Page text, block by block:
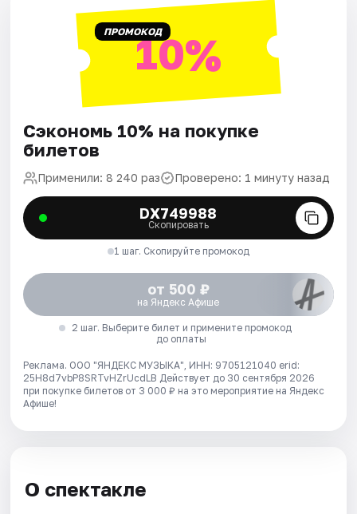
ПРОМОКОД10%
Сэкономь 10% на покупке
билетов
Применили: 8 240 раз Проверено: 1 минуту назад
DX749988
Скопировать
1 шаг. Скопируйте промокод
от 500 ₽
на Яндекс Афише
2 шаг. Выберите билет и примените промокод
до оплаты
Реклама. ООО "ЯНДЕКС МУЗЫКА", ИНН: 9705121040 erid:
25H8d7vbP8SRTvHZrUcdLB Действует до 30 сентября 2026
при покупке билетов от 3 000 ₽ на это мероприятие на Яндекс
Афише!
О спектакле